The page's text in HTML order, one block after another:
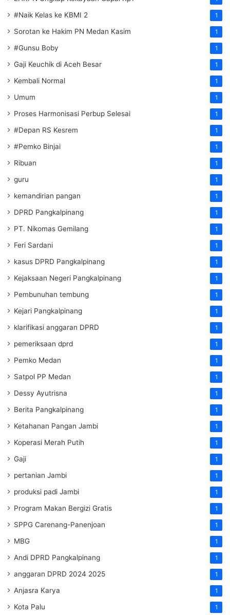
#Naik Kelas ke KBMI 2 1
Sorotan ke Hakim PN Medan Kasim 1
#Gunsu Boby 1
Gaji Keuchik di Aceh Besar 1
Kembali Normal 1
Umum 1
Proses Harmonisasi Perbup Selesai 1
#Depan RS Kesrem 1
#Pemko Binjai 1
Ribuan 1
guru 1
kemandirian pangan 1
DPRD Pangkalpinang 1
PT. Nikomas Gemilang 1
Feri Sardani 1
kasus DPRD Pangkalpinang 1
Kejaksaan Negeri Pangkalpinang 1
Pembunuhan tembung 1
Kejari Pangkalpinang 1
klarifikasi anggaran DPRD 1
pemeriksaan dprd 1
Pemko Medan 1
Satpol PP Medan 1
Dessy Ayutrisna 1
Berita Pangkalpinang 1
Ketahanan Pangan Jambi 1
Koperasi Merah Putih 1
Gaji 1
pertanian Jambi 1
produksi padi Jambi 1
Program Makan Bergizi Gratis 1
SPPG Carenang-Panenjoan 1
MBG 1
Andi DPRD Pangkalpinang 1
anggaran DPRD 2024 2025 1
Anjasra Karya 1
Kota Palu 1